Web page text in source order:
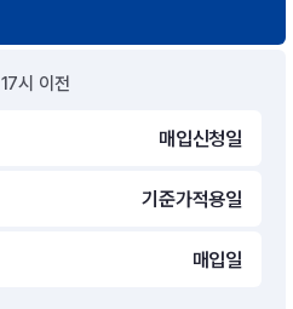
17시 이전
매입신청일
기준가적용일
매입일